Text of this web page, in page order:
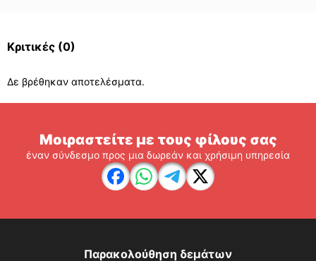
Κριτικές (0)
Δε βρέθηκαν αποτελέσματα.
Μοιραστείτε με τους φίλους σας
έναν σύνδεσμο προς μια δωρεάν και χρήσιμη υπηρεσία
Παρακολούθηση δεμάτων